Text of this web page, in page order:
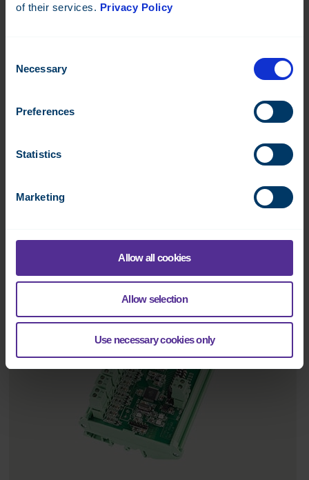
of their services. Privacy Policy
Selection
Necessary
Preferences
Statistics
Marketing
Allow all cookies
Allow selection
Use necessary cookies only
TOSIBOX LOCK 150
Datasheet: EN